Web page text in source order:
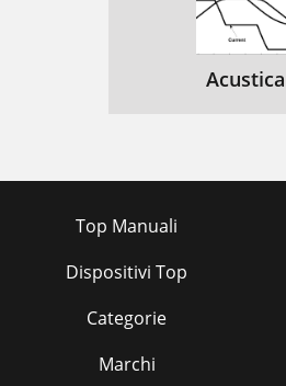
Acustica
Top Manuali
Dispositivi Top
Categorie
Marchi